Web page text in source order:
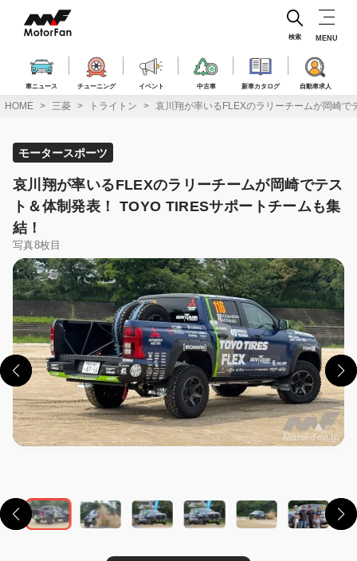
ス
車ニュース チューニング イベント 中古車 新車カタログ 自動車求人
検索 MENU
HOME 三菱 トライトン 哀川翔が率いるFLEXのラリーチームが岡崎
モータースポーツ
哀川翔が率いるFLEXのラリーチームが岡崎でテス
ト＆体制発表！ TOYO TIRESサポートチームも集
結！
写真8枚目